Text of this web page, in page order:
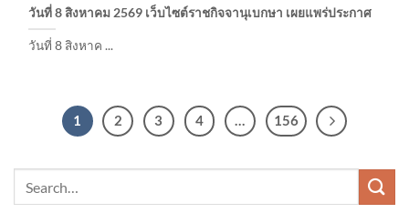
วันที่ 8 สิงหาคม 2569 เว็บไซต์ราชกิจจานุเบกษา เผยแพร่ประกาศ
วันที่ 8 สิงหาค ...
1 2 3 4 … 156